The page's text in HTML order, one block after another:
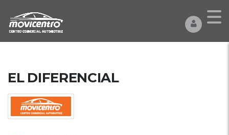
EL DIFERENCIAL